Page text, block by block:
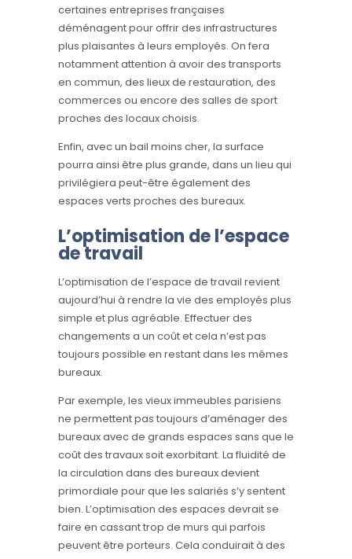
certaines entreprises françaises
déménagent pour offrir des infrastructures
plus plaisantes à leurs employés. On fera
notamment attention à avoir des transports
en commun, des lieux de restauration, des
commerces ou encore des salles de sport
proches des locaux choisis.
Enfin, avec un bail moins cher, la surface
pourra ainsi être plus grande, dans un lieu qui
privilégiera peut-être également des
espaces verts proches des bureaux.
L’optimisation de l’espace
de travail
L’optimisation de l’espace de travail revient
aujourd’hui à rendre la vie des employés plus
simple et plus agréable. Effectuer des
changements a un coût et cela n’est pas
toujours possible en restant dans les mêmes
bureaux.
Par exemple, les vieux immeubles parisiens
ne permettent pas toujours d’aménager des
bureaux avec de grands espaces sans que le
coût des travaux soit exorbitant. La fluidité de
la circulation dans des bureaux devient
primordiale pour que les salariés s’y sentent
bien. L’optimisation des espaces devrait se
faire en cassant trop de murs qui parfois
peuvent être porteurs. Cela conduirait à des